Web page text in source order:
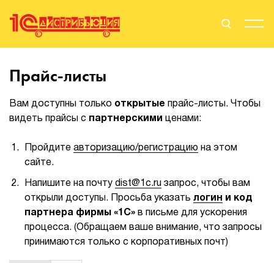
Поиск
Вендоры
Партнерам
События
Прайс-листы
Вам доступны только открытые прайс-листы. Чтобы
видеть прайсы с партнерскими ценами:
Пройдите авторизацию/регистрацию на этом
сайте.
Напишите на почту dist@1c.ru запрос, чтобы вам
открыли доступы. Просьба указать логин
и код
партнера фирмы «1С» в письме для ускорения
процесса. (Обращаем ваше внимание, что запросы
принимаются только с корпоративных почт)